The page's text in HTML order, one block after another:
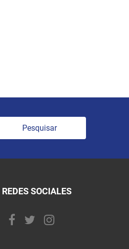
Pesquisar
REDES SOCIALES